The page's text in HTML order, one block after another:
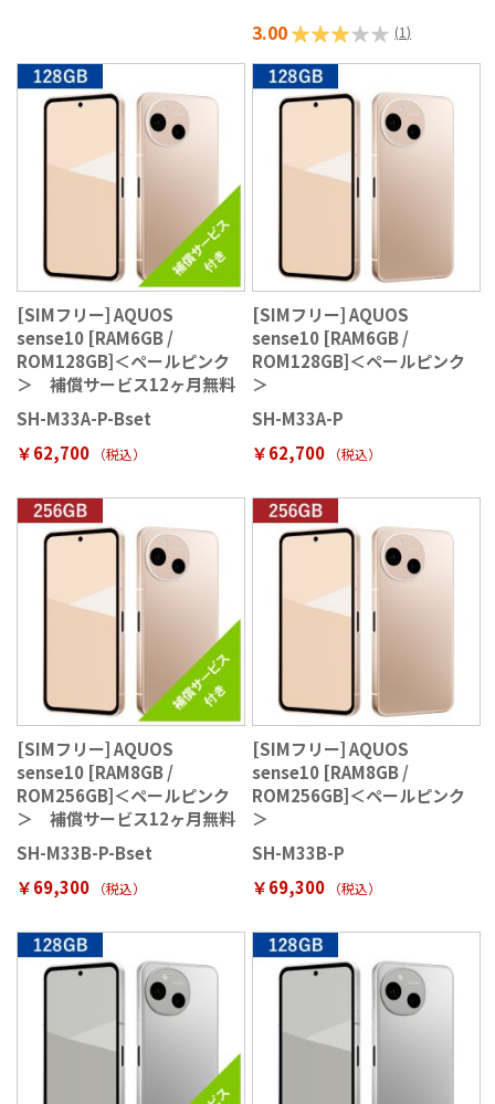
評価:
3.00
60%
(1)
[SIMフリー] AQUOS
sense10 [RAM6GB /
ROM128GB]＜ペールピンク
＞ 補償サービス12ヶ月無料
SH-M33A-P-Bset
￥62,700
（税込）
[SIMフリー] AQUOS
sense10 [RAM6GB /
ROM128GB]＜ペールピンク
＞
SH-M33A-P
￥62,700
（税込）
[SIMフリー] AQUOS
sense10 [RAM8GB /
ROM256GB]＜ペールピンク
＞ 補償サービス12ヶ月無料
SH-M33B-P-Bset
￥69,300
（税込）
[SIMフリー] AQUOS
sense10 [RAM8GB /
ROM256GB]＜ペールピンク
＞
SH-M33B-P
￥69,300
（税込）